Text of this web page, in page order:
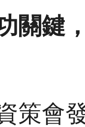
關鍵
策會